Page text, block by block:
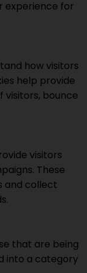
experience for
how visitors
help provide
bounce
visitors
These
and collect
that are being
into a category